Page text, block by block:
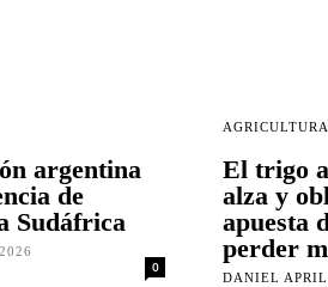
argentina
de
Sudáfrica
0
AGRICULTURA
El trigo
alza y
apuesta
perder
DANIEL